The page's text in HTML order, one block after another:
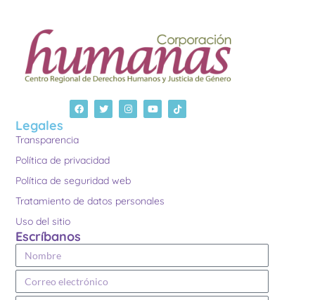
Legales
Transparencia
Política de privacidad
Política de seguridad web
Tratamiento de datos personales
Uso del sitio
Escríbanos